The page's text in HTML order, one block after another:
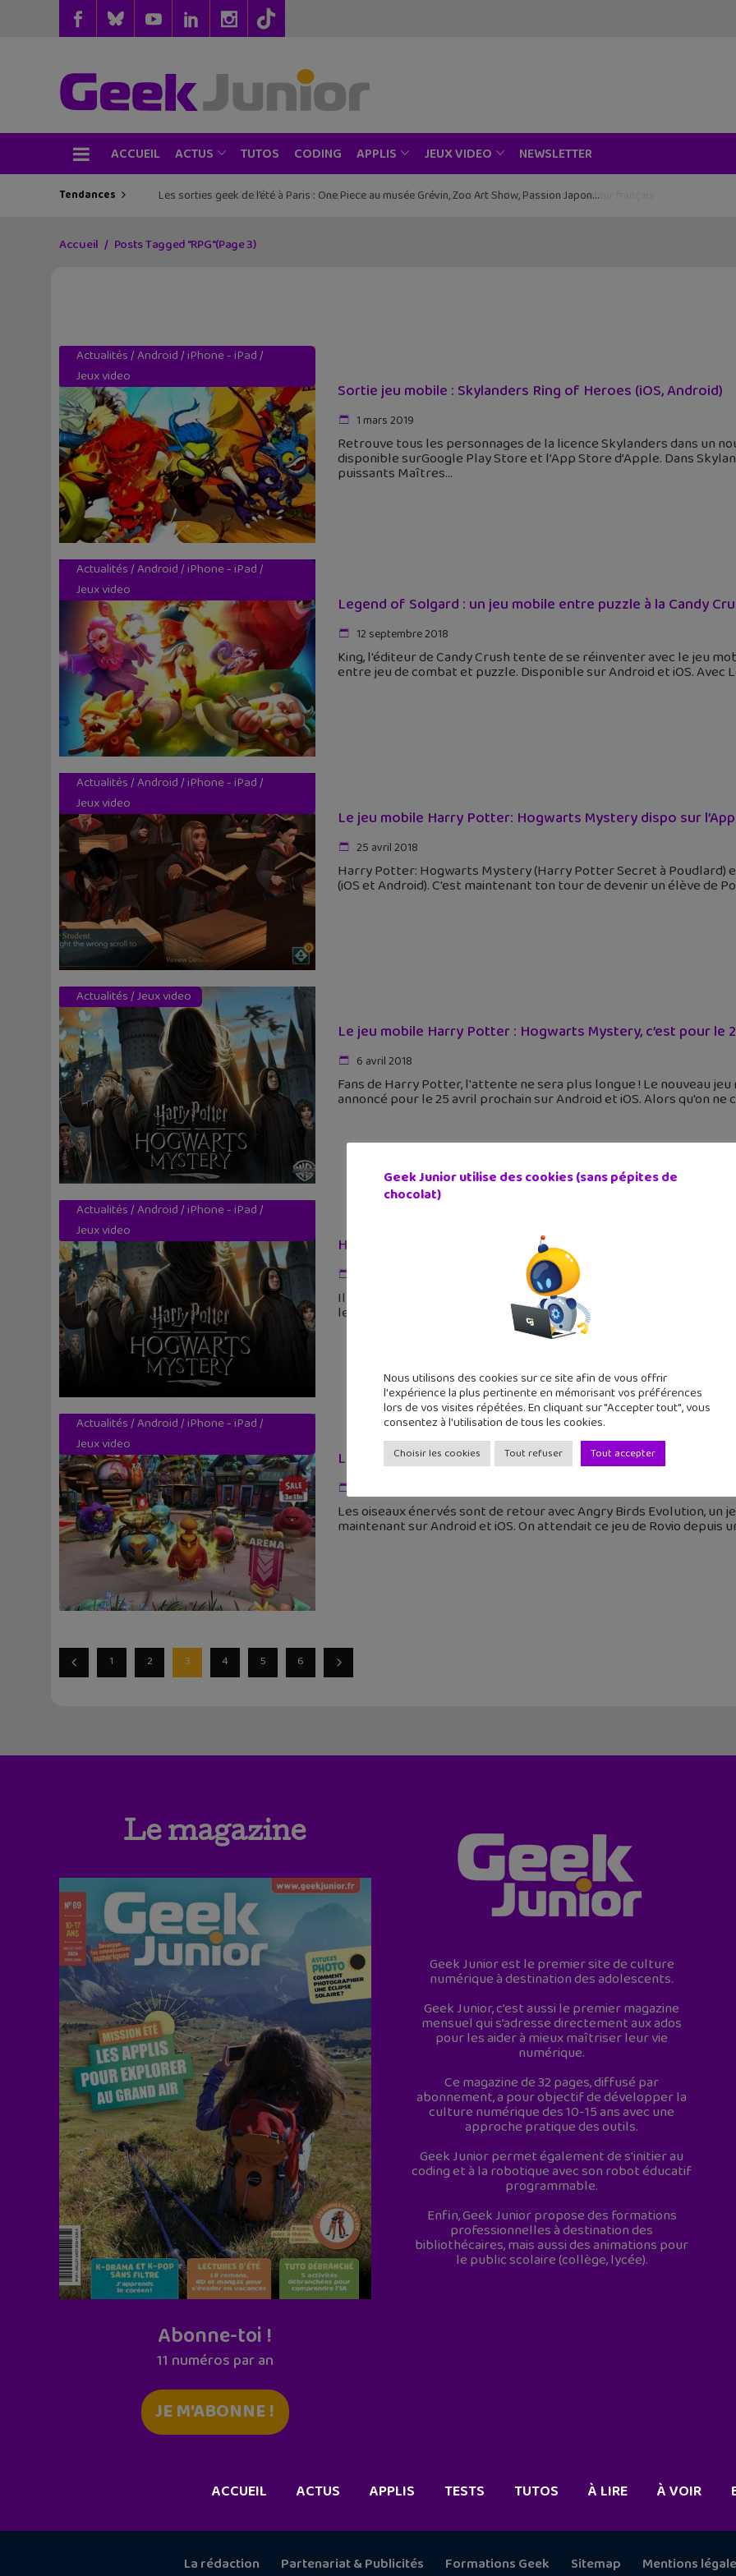
ACCUEIL ACTUS TUTOS CODING APPLIS JEUX VIDEO NEWSLETTER
Tendances Les sorties geek de l’été à Paris : One Piece au musée Grévin, Zoo Art Show, Passion Japon…
Accueil Posts Tagged "RPG"(Page 3)
Actualités/Android/iPhone - iPad/
Jeux video
Sortie jeu mobile : Skylanders Ring of Heroes (iOS, Android)
1 mars 2019
Retrouve tous les personnages de la licence Skylanders dans un
disponible surGoogle Play Store et l’App Store d’Apple. Dans
puissants Maîtres
Actualités/Android/iPhone - iPad/
Jeux video
Legend of Solgard : un jeu mobile entre puzzle à la Candy
12 septembre 2018
King, l'éditeur de Candy Crush tente de se réinventer avec le jeu
entre jeu de combat et puzzle. Disponible sur Android et iOS. Avec
Actualités/Android/iPhone - iPad/
Jeux video
Le jeu mobile Harry Potter: Hogwarts Mystery dispo sur
25 avril 2018
Harry Potter: Hogwarts Mystery (Harry Potter Secret à
(iOS et Android). C'est maintenant ton tour de devenir un élève de
Actualités/Jeux video
Le jeu mobile Harry Potter : Hogwarts Mystery, c’est pour le
6 avril 2018
Fans de Harry Potter, l'attente ne sera plus longue ! Le nouveau
annoncé pour le 25 avril prochain sur Android et iOS. Alors qu'on ne
Actualités/Android/iPhone - iPad/
Jeux video
Harry Potter: Hogwarts Mystery, l’autre jeu mobile sur
Il y aura bien deux nouveaux jeux mobiles sur la saga Harry Potter
les premières images de Harry Potter: Hogwarts Mystery. Ce jeu
Actualités/Android/iPhone - iPad/
Jeux video
Le jeu mobile du jour : Angry Birds Evolution (App Store,
Les oiseaux énervés sont de retour avec Angry Birds Evolution, un
maintenant sur Android et iOS. On attendait ce jeu de Rovio depuis
1 2 3 4 5 6
Le magazine
Abonne-toi !
11 numéros par an
JE M'ABONNE !
Geek Junior est le premier site de culture
numérique à destination des adolescents.
Geek Junior, c’est aussi le premier magazine
mensuel qui s’adresse directement aux ados
pour les aider à mieux maîtriser leur vie
numérique.
Ce magazine de 32 pages, diffusé par
abonnement, a pour objectif de développer la
culture numérique des 10-15 ans avec une
approche pratique des outils.
Geek Junior permet également de s'initier au
coding et à la robotique avec son robot éducatif
programmable.
Enfin, Geek Junior propose des formations
professionnelles à destination des
bibliothécaires, mais aussi des animations pour
le public scolaire (collège, lycée).
Geek Junior utilise des cookies (sans pépites de
chocolat)
Nous utilisons des cookies sur ce site afin de vous offrir
l'expérience la plus pertinente en mémorisant vos préférences
lors de vos visites répétées. En cliquant sur "Accepter tout", vous
consentez à l'utilisation de tous les cookies.
Choisir les cookies Tout refuser Tout accepter
ACCUEIL ACTUS APPLIS TESTS TUTOS À LIRE À VOIR
La rédaction Partenariat & Publicités Formations Geek Sitemap Mentions